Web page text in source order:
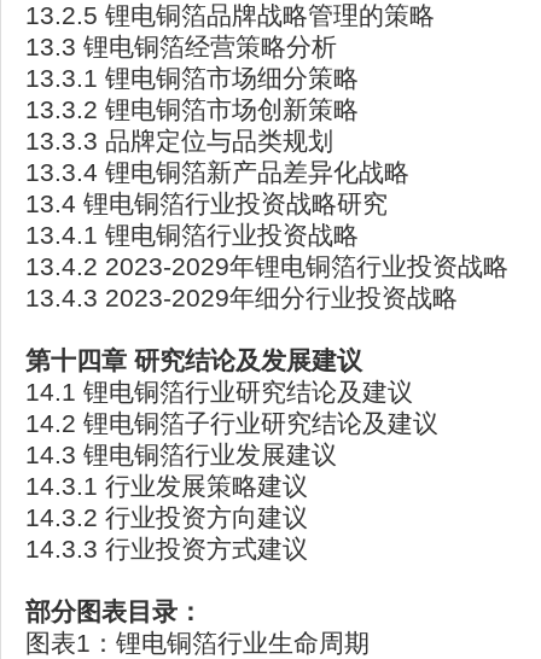
13.2.5 锂电铜箔品牌战略管理的策略
13.3 锂电铜箔经营策略分析
13.3.1 锂电铜箔市场细分策略
13.3.2 锂电铜箔市场创新策略
13.3.3 品牌定位与品类规划
13.3.4 锂电铜箔新产品差异化战略
13.4 锂电铜箔行业投资战略研究
13.4.1 锂电铜箔行业投资战略
13.4.2 2023-2029年锂电铜箔行业投资战略
13.4.3 2023-2029年细分行业投资战略
第十四章 研究结论及发展建议
14.1 锂电铜箔行业研究结论及建议
14.2 锂电铜箔子行业研究结论及建议
14.3 锂电铜箔行业发展建议
14.3.1 行业发展策略建议
14.3.2 行业投资方向建议
14.3.3 行业投资方式建议
部分图表目录：
图表1：锂电铜箔行业生命周期